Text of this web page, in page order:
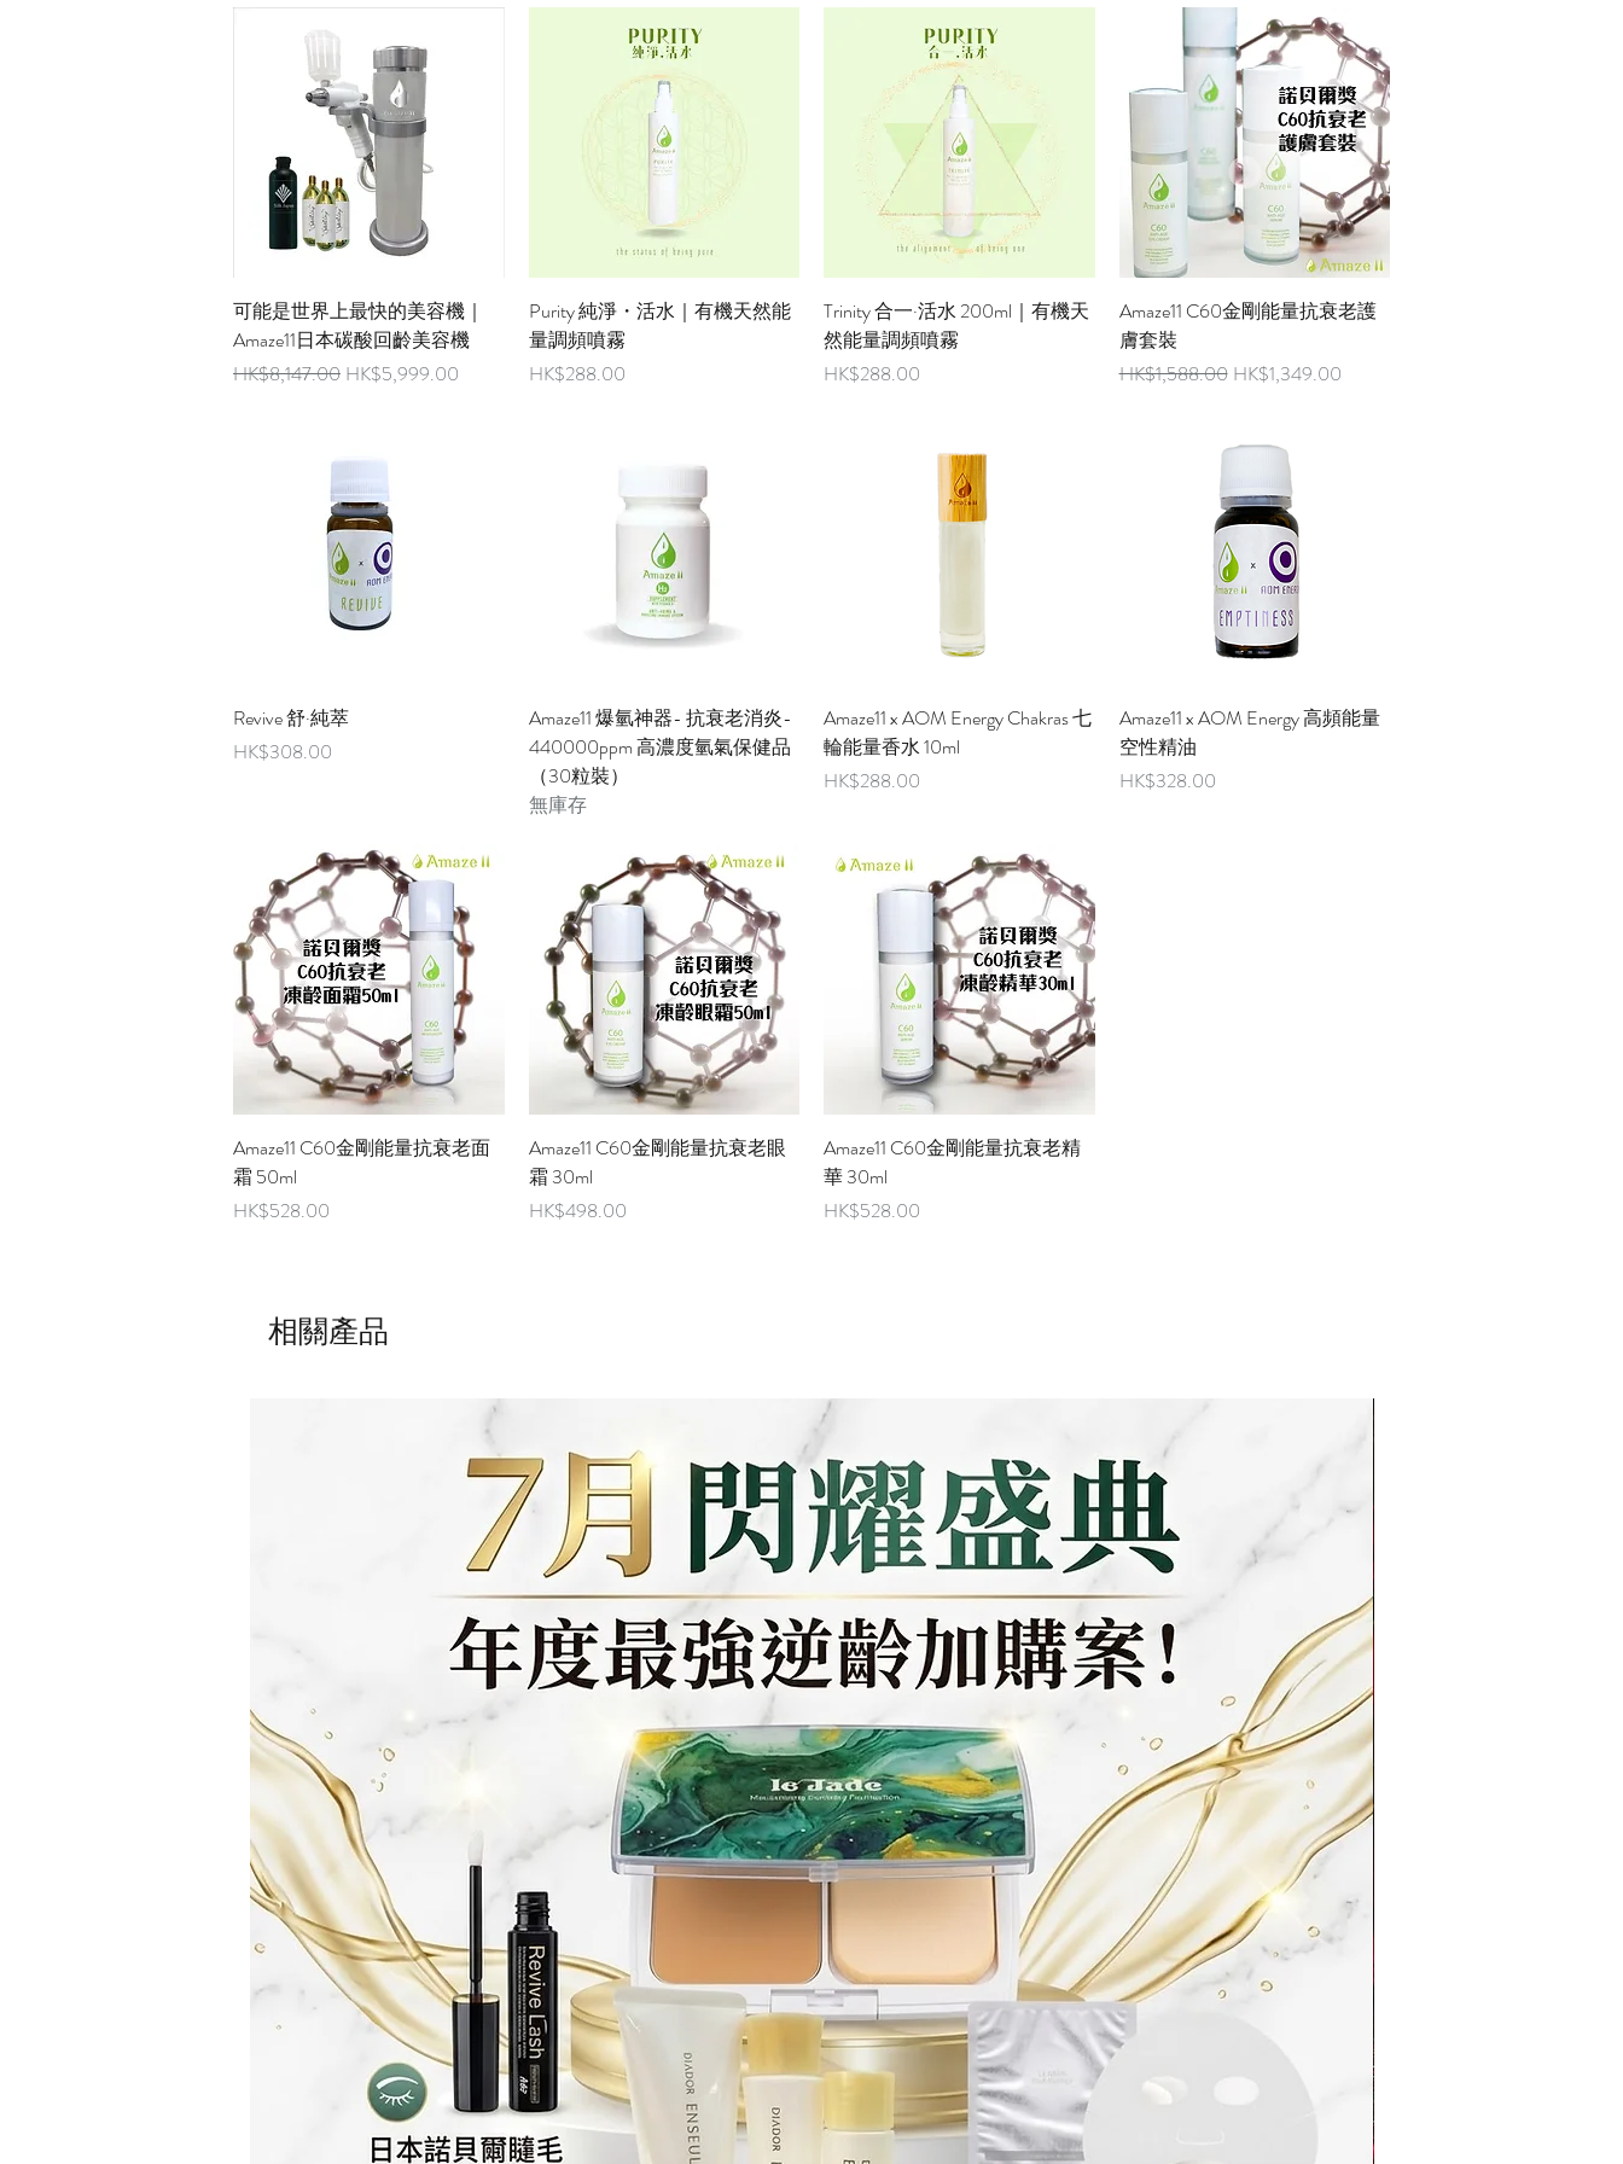
快速瀏覽
可能是世界上最快的美容機｜
Amaze11日本碳酸回齡美容機
一般價格
HK$8,147.00 促銷價格
HK$5,999.00
快速瀏覽
Purity 純淨・活水｜有機天然能
量調頻噴霧
價格
HK$288.00
快速瀏覽
Trinity 合一·活水 200ml｜有機天
然能量調頻噴霧
價格
HK$288.00
快速瀏覽
Amaze11 C60金剛能量抗衰老護
膚套裝
一般價格
HK$1,588.00 促銷價格
HK$1,349.00
快速瀏覽
Revive 舒·純萃
價格
HK$308.00
快速瀏覽
Amaze11 爆氫神器- 抗衰老消炎-
440000ppm 高濃度氫氣保健品
（30粒裝）
無庫存
快速瀏覽
Amaze11 x AOM Energy Chakras 七
輪能量香水 10ml
價格
HK$288.00
快速瀏覽
Amaze11 x AOM Energy 高頻能量
空性精油
價格
HK$328.00
快速瀏覽
Amaze11 C60金剛能量抗衰老面
霜 50ml
價格
HK$528.00
快速瀏覽
Amaze11 C60金剛能量抗衰老眼
霜 30ml
價格
HK$498.00
快速瀏覽
Amaze11 C60金剛能量抗衰老精
華 30ml
價格
HK$528.00
相關產品